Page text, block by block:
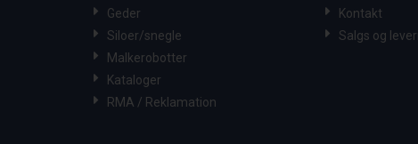
Geder
Siloer/snegle
Malkerobotter
Kataloger
RMA / Reklamation
Kontakt
Salgs og